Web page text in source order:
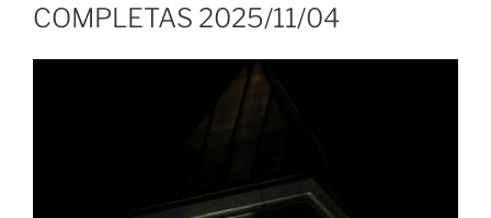
EL
COMPLETAS 2025/11/04